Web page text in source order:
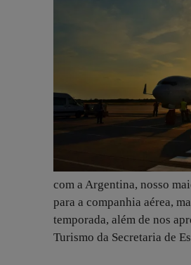
com a Argentina, nosso
para a companhia aérea,
temporada, além de nos
Turismo da Secretaria de